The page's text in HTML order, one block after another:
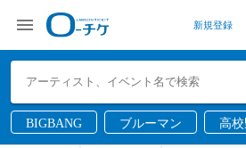
新規登録
BIGBANG ブルーマン 高